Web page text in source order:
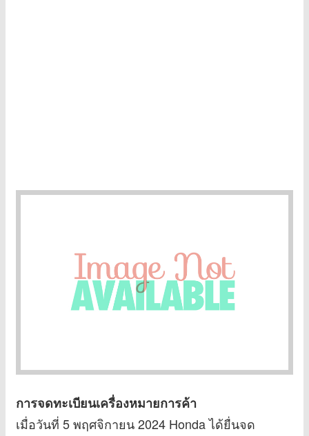
การจดทะเบียนเครื่องหมายการค้า
เมื่อวันที่ 5 พฤศจิกายน 2024 Honda ได้ยื่นจด